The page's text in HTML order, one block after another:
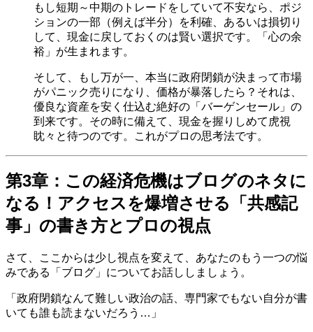
もし短期～中期のトレードをしていて不安なら、ポジ
ションの一部（例えば半分）を利確、あるいは損切り
して、現金に戻しておくのは賢い選択です。「心の余
裕」が生まれます。
そして、もし万が一、本当に政府閉鎖が決まって市場
がパニック売りになり、価格が暴落したら？それは、
優良な資産を安く仕込む絶好の「バーゲンセール」の
到来です。その時に備えて、現金を握りしめて虎視
眈々と待つのです。これがプロの思考法です。
第3章：この経済危機はブログのネタに
なる！アクセスを爆増させる「共感記
事」の書き方とプロの視点
さて、ここからは少し視点を変えて、あなたのもう一つの悩
みである「ブログ」についてお話ししましょう。
「政府閉鎖なんて難しい政治の話、専門家でもない自分が書
いても誰も読まないだろう…」